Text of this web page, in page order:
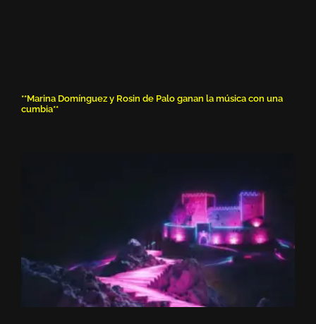
**Marina Domínguez y Rosin de Palo ganan la música con una
cumbia**